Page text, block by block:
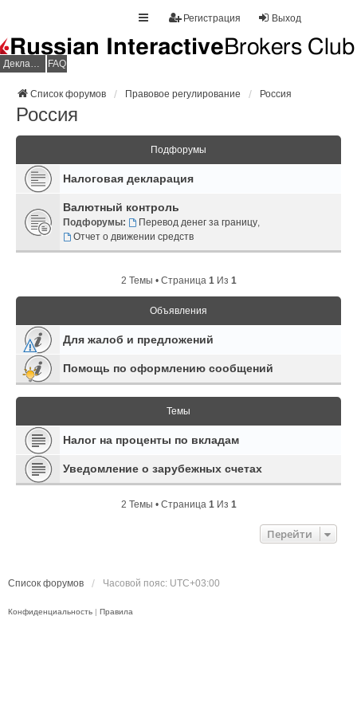
Выход
Регистрация
Декларация НДФЛ FAQ
Список форумов Правовое регулирование Россия
Россия
Подфорумы
Налоговая декларация
Валютный контроль
Подфорумы: Перевод денег за границу,
Отчет о движении средств
2 Темы • Страница 1Из 1
Объявления
Для жалоб и предложений
Помощь по оформлению сообщений
Темы
Налог на проценты по вкладам
Уведомление о зарубежных счетах
2 Темы • Страница 1Из 1
Перейти
Список форумов Часовой пояс: UTC+03:00
Конфиденциальность | Правила